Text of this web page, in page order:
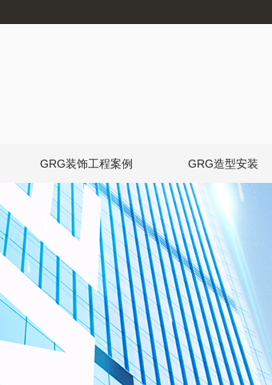
GRG装饰工程案例 GRG造型安装